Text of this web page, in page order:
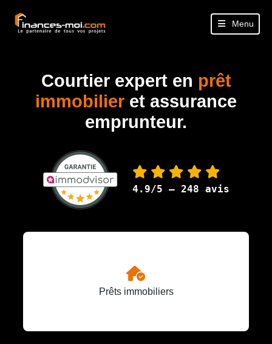
Menu
Courtier expert en prêt
immobilier et assurance
emprunteur.
4.9/5 — 248 avis
Prêts immobiliers